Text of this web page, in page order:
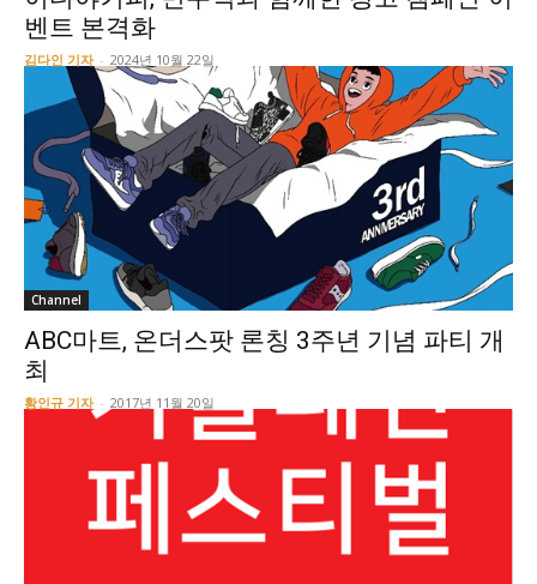
벤트 본격화
김다인 기자 - 2024년 10월 22일
Channel
ABC마트, 온더스팟 론칭 3주년 기념 파티 개
최
황인규 기자 - 2017년 11월 20일